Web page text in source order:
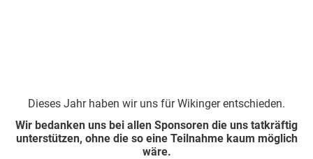
Dieses Jahr haben wir uns für Wikinger entschieden.
Wir bedanken uns bei allen Sponsoren die uns tatkräftig
unterstützen, ohne die so eine Teilnahme kaum möglich
wäre.